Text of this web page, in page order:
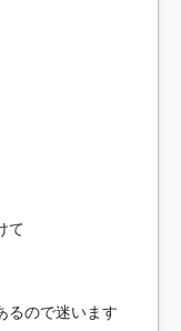
て
るので迷います